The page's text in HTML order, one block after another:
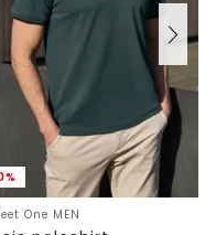
One MEN